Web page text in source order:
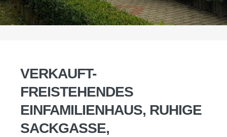
VERKAUFT-
FREISTEHENDES
EINFAMILIENHAUS, RUHIGE
SACKGASSE,